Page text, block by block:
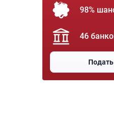
98%
46
Подать